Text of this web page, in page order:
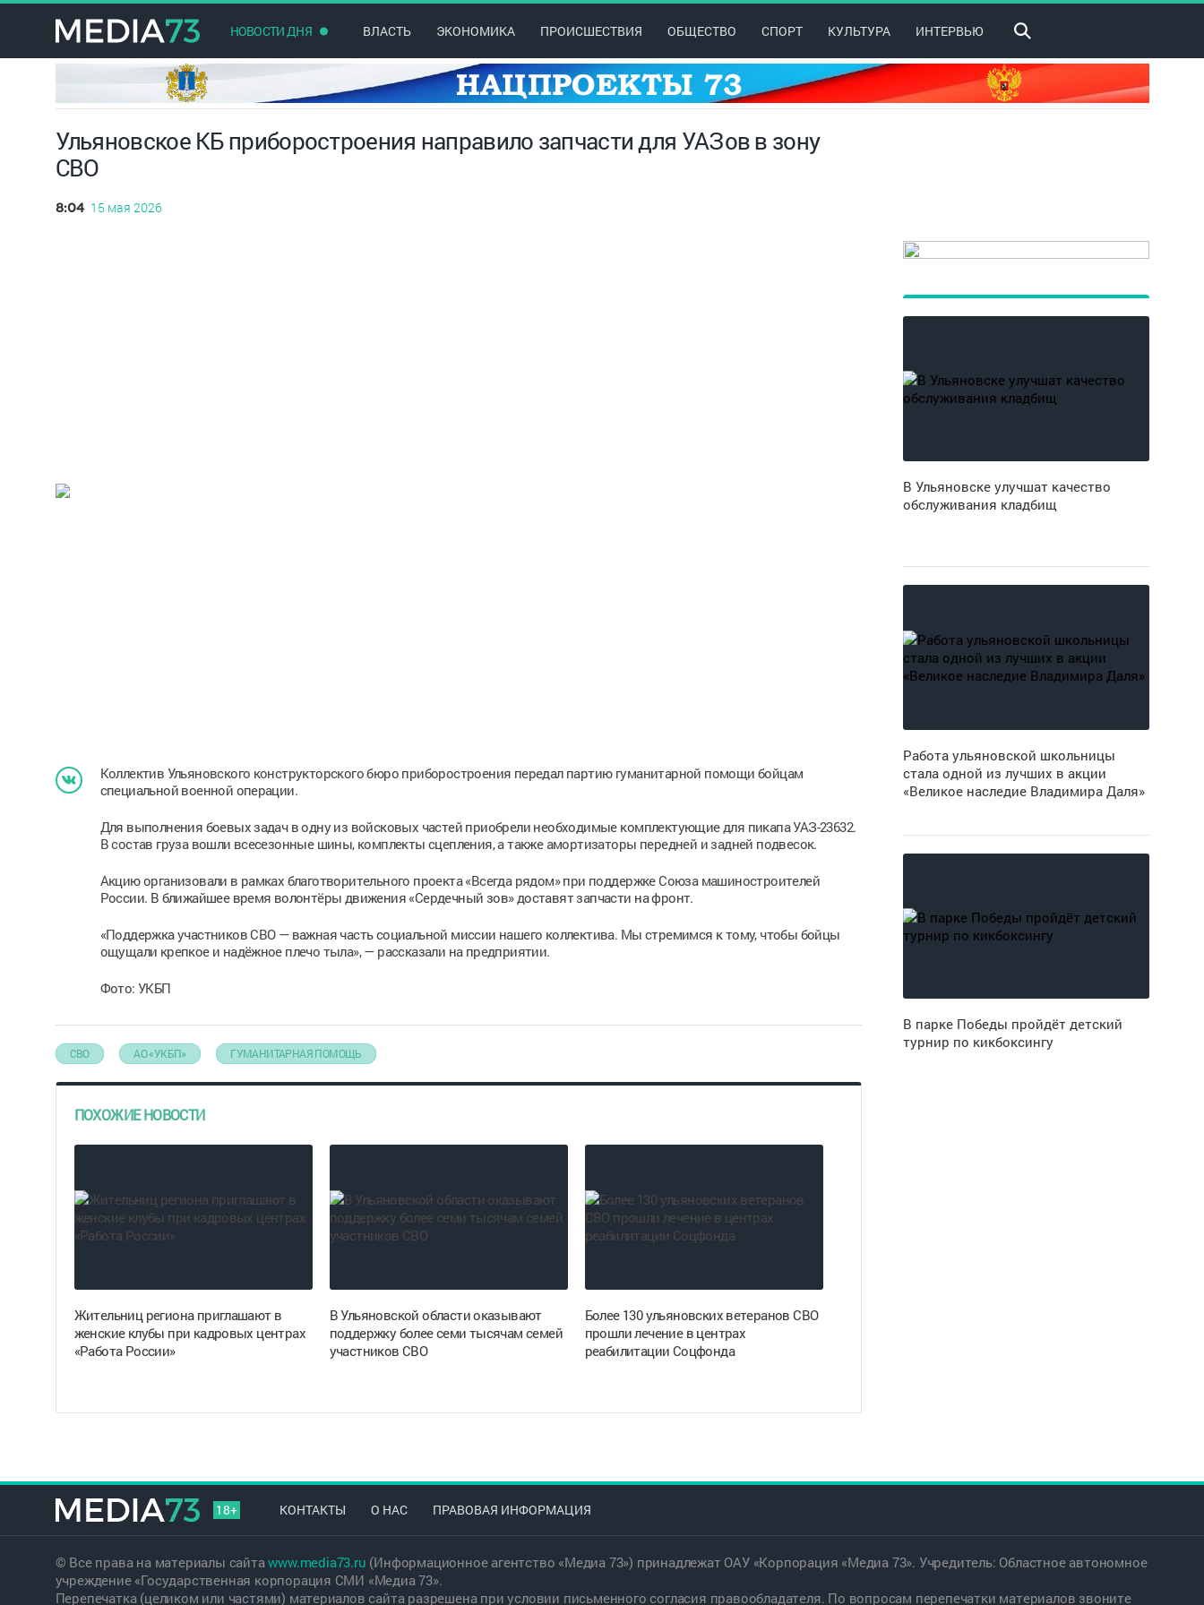
НОВОСТИ ДНЯ ВЛАСТЬ ЭКОНОМИКА ПРОИСШЕСТВИЯ ОБЩЕСТВО СПОРТ КУЛЬТУРА ИНТЕРВЬЮ
Ульяновское КБ приборостроения направило запчасти для УАЗов в зону
СВО
8:04 15 мая 2026
Коллектив Ульяновского конструкторского бюро приборостроения передал партию гуманитарной помощи бойцам
специальной военной операции.
Для выполнения боевых задач в одну из войсковых частей приобрели необходимые комплектующие для пикапа УАЗ-23632.
В состав груза вошли всесезонные шины, комплекты сцепления, а также амортизаторы передней и задней подвесок.
Акцию организовали в рамках благотворительного проекта «Всегда рядом» при поддержке Союза машиностроителей
России. В ближайшее время волонтёры движения «Сердечный зов» доставят запчасти на фронт.
«Поддержка участников СВО — важная часть социальной миссии нашего коллектива. Мы стремимся к тому, чтобы бойцы
ощущали крепкое и надёжное плечо тыла», — рассказали на предприятии.
Фото: УКБП
СВО АО «УКБП» ГУМАНИТАРНАЯ ПОМОЩЬ
ПОХОЖИЕ НОВОСТИ
Жительниц региона приглашают в
женские клубы при кадровых центрах
«Работа России»
В Ульяновской области оказывают
поддержку более семи тысячам семей
участников СВО
Более 130 ульяновских ветеранов СВО
прошли лечение в центрах
реабилитации Соцфонда
В Ульяновске улучшат качество
обслуживания кладбищ
Работа ульяновской школьницы
стала одной из лучших в акции
«Великое наследие Владимира Даля»
В парке Победы пройдёт детский
турнир по кикбоксингу
18+ КОНТАКТЫ О НАС ПРАВОВАЯ ИНФОРМАЦИЯ
© Все права на материалы сайтаwww.media73.ru (Информационное агентство «Медиа 73») принадлежат ОАУ «Корпорация «Медиа 73». Учредитель: Областное автономное
учреждение «Государственная корпорация СМИ «Медиа 73».
Перепечатка (целиком или частями) материалов сайта разрешена при условии письменного согласия правообладателя. По вопросам перепечатки материалов звоните